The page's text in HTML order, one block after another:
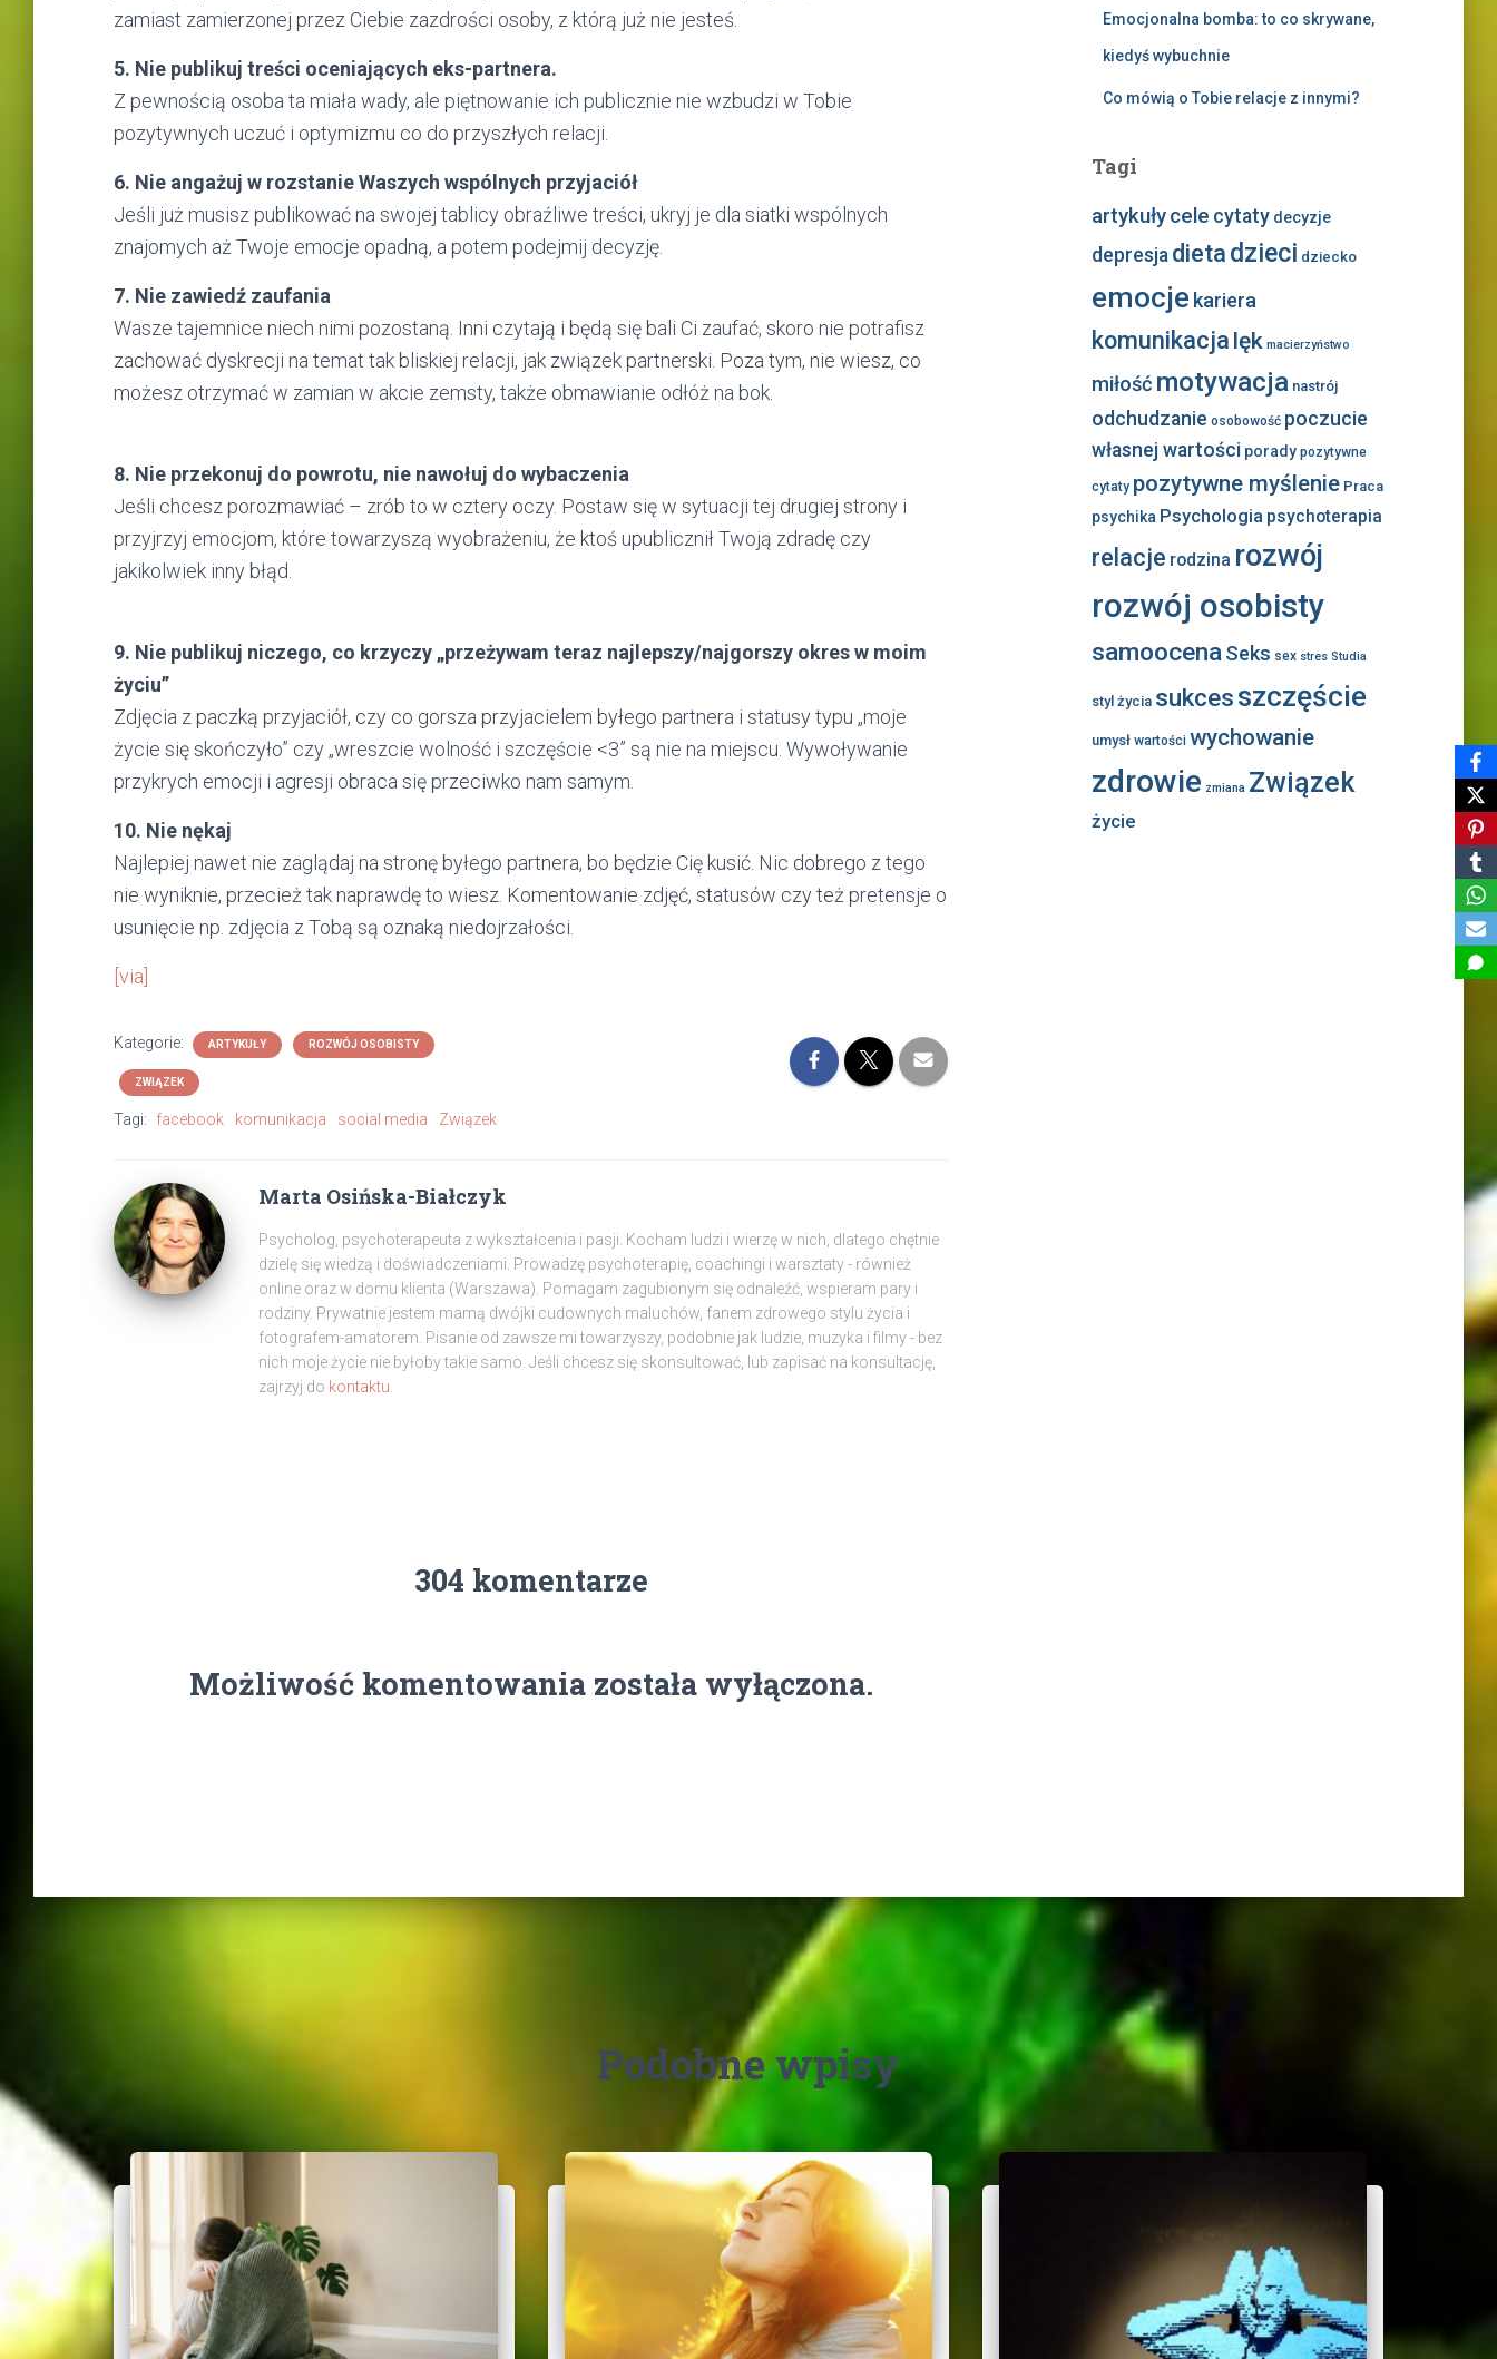
zamiast zamierzonej przez Ciebie zazdrości osoby, z którą już nie jesteś.
5. Nie publikuj treści oceniających eks-partnera.
Z pewnością osoba ta miała wady, ale piętnowanie ich publicznie nie wzbudzi w Tobie
pozytywnych uczuć i optymizmu co do przyszłych relacji.
6. Nie angażuj w rozstanie Waszych wspólnych przyjaciół
Jeśli już musisz publikować na swojej tablicy obraźliwe treści, ukryj je dla siatki wspólnych
znajomych aż Twoje emocje opadną, a potem podejmij decyzję.
7. Nie zawiedź zaufania
Wasze tajemnice niech nimi pozostaną. Inni czytają i będą się bali Ci zaufać, skoro nie potrafisz
zachować dyskrecji na temat tak bliskiej relacji, jak związek partnerski. Poza tym, nie wiesz, co
możesz otrzymać w zamian w akcie zemsty, także obmawianie odłóż na bok.
8. Nie przekonuj do powrotu, nie nawołuj do wybaczenia
Jeśli chcesz porozmawiać – zrób to w cztery oczy. Postaw się w sytuacji tej drugiej strony i
przyjrzyj emocjom, które towarzyszą wyobrażeniu, że ktoś upublicznił Twoją zdradę czy
jakikolwiek inny błąd.
9. Nie publikuj niczego, co krzyczy „przeżywam teraz najlepszy/najgorszy okres w moim
życiu”
Zdjęcia z paczką przyjaciół, czy co gorsza przyjacielem byłego partnera i statusy typu „moje
życie się skończyło” czy „wreszcie wolność i szczęście <3” są nie na miejscu. Wywoływanie
przykrych emocji i agresji obraca się przeciwko nam samym.
10. Nie nękaj
Najlepiej nawet nie zaglądaj na stronę byłego partnera, bo będzie Cię kusić. Nic dobrego z tego
nie wyniknie, przecież tak naprawdę to wiesz. Komentowanie zdjęć, statusów czy też pretensje o
usunięcie np. zdjęcia z Tobą są oznaką niedojrzałości.
[via]
Kategorie: ARTYKUŁY ROZWÓJ OSOBISTY
ZWIĄZEK
Tagi: facebook komunikacja social media Związek
Marta Osińska-Białczyk
Psycholog, psychoterapeuta z wykształcenia i pasji. Kocham ludzi i wierzę w nich, dlatego chętnie
dzielę się wiedzą i doświadczeniami. Prowadzę psychoterapię, coachingi i warsztaty - również
online oraz w domu klienta (Warszawa). Pomagam zagubionym się odnaleźć, wspieram pary i
rodziny. Prywatnie jestem mamą dwójki cudownych maluchów, fanem zdrowego stylu życia i
fotografem-amatorem. Pisanie od zawsze mi towarzyszy, podobnie jak ludzie, muzyka i filmy - bez
nich moje życie nie byłoby takie samo. Jeśli chcesz się skonsultować, lub zapisać na konsultację,
zajrzyj do kontaktu.
304 komentarze
Możliwość komentowania została wyłączona.
Emocjonalna bomba: to co skrywane,
kiedyś wybuchnie
Co mówią o Tobie relacje z innymi?
Tagi
artykuły cele cytaty decyzje
depresja dieta dzieci dziecko
emocje kariera
komunikacja lęk macierzyństwo
miłość motywacja nastrój
odchudzanie osobowość poczucie
własnej wartości porady pozytywne
cytaty pozytywne myślenie Praca
psychika Psychologia psychoterapia
relacje rodzina rozwój
rozwój osobisty
samoocena Seks sex stres Studia
styl życia sukcesszczęście
umysł wartości wychowanie
zdrowie zmiana Związek
życie
Podobne wpisy